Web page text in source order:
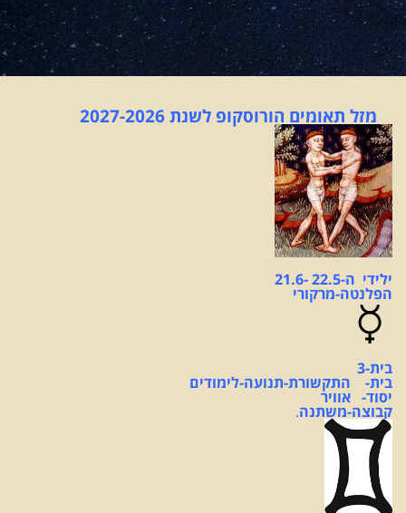
מזל תאומים הורוסקופ לשנת 2027-2026
ילידי ה-22.5 -21.6
הפלנטה-מרקורי
בית-3
בית- התקשורת-תנועה-לימודים
יסוד- אוויר
קבוצה-משתנה.